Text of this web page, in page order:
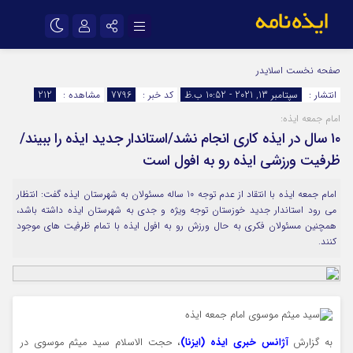
اینستاگرام
سروش
ایتا
آپارات
رمز عبور
مرا به خاطر بسپار
صفحه نخست اسلایدر
انتشار :
سپتامبر 13, 2021 - 10:52 ب.ظ کد خبر : 7796 مشاهده :
212
امام جمعه ایذه:
۱۰ سال در ایذه کاری انجام نشد/استاندار جدید ایذه را ببیند/
ظرفیت ورزشی ایذه رو به افول است
امام جمعه ایذه با انتقاد از عدم توجه 10 ساله مسئولان به شهرستان ایذه گفت: انتظار
می رود استاندار جدید خوزستان توجه ویژه و جدی به شهرستان ایذه داشته باشد،
همچنین مسئولان فکری به حال ورزش رو به افول ایذه با تمام ظرفیت های موجود
کنند.
به گزارش آژانس خبری ایذه (ایزنا)، حجت الاسلام سید میثم موسوی در